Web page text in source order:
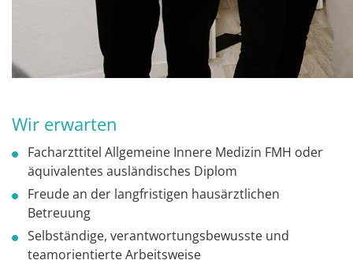
Wir erwarten
Facharzttitel Allgemeine Innere Medizin FMH oder
äquivalentes ausländisches Diplom
Freude an der langfristigen hausärztlichen
Betreuung
Selbständige, verantwortungsbewusste und
teamorientierte Arbeitsweise